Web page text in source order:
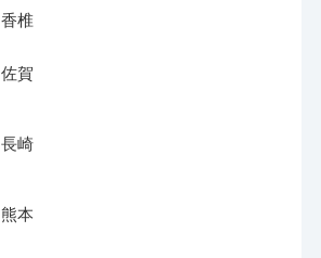
香椎
佐賀
長崎
熊本